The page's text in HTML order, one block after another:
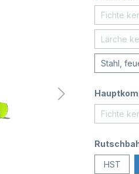
Fichte
Lärche
Stahl,
Fichte
HST